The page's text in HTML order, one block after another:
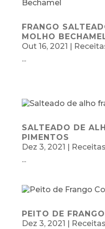
FRANGO
MOLHO
Out 16, 2021
...
SALTEADO DE
PIMENTOS
Dez 3, 2021
Receitas
...
PEITO DE
Dez 3, 2021
Receitas